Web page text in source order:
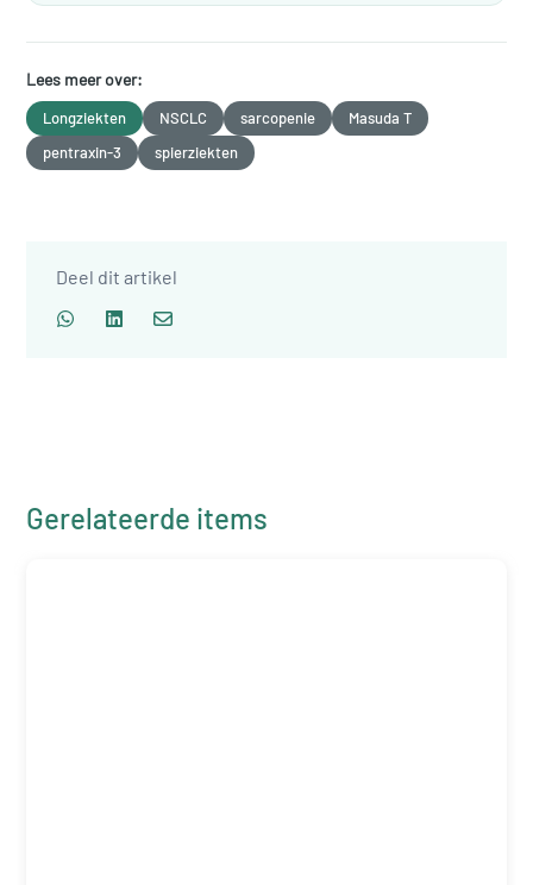
Lees meer over:
Longziekten NSCLC sarcopenie
Masuda T
pentraxin-3
spierziekten
Deel dit artikel
Gerelateerde items